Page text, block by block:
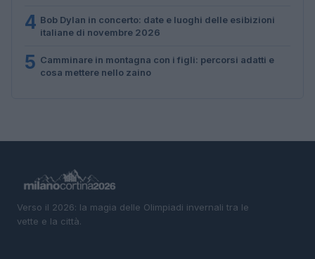
4 Bob Dylan in concerto: date e luoghi delle esibizioni
italiane di novembre 2026
5 Camminare in montagna con i figli: percorsi adatti e
cosa mettere nello zaino
Verso il 2026: la magia delle Olimpiadi invernali tra le
vette e la città.